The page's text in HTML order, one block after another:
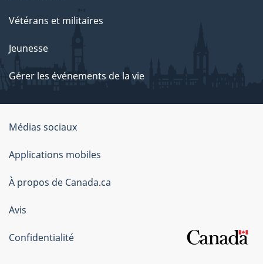
Vétérans et militaires
Jeunesse
Gérer les événements de la vie
Organisation
du
gouvernement
du
Canada
Médias sociaux
Applications mobiles
À propos de Canada.ca
Avis
Confidentialité